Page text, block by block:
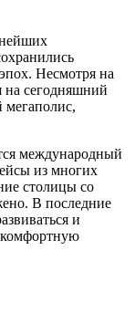
Несмотря на
сегодняшний
мегаполис,
международный
из многих
столицы со
В последние
и
комфортную